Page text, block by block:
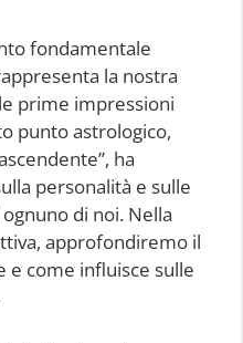
fondamentale
la nostra
prime impressioni
punto astrologico,
ha
personalità e sulle
di noi. Nella
approfondiremo il
e come influisce sulle